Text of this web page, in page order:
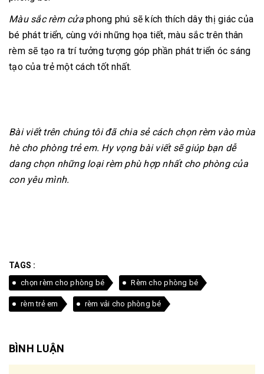
Màu sắc rèm cửaphong phú sẽ kích thích dây thị giác của
bé phát triển, cùng với những họa tiết, màu sắc trên thân
rèm sẽ tạo ra trí tưởng tượng góp phần phát triển óc sáng
tạo của trẻ một cách tốt nhất.
Bài viết trên chúng tôi đã chia sẻ cách chọn rèm vào mùa
hè cho phòng trẻ em. Hy vọng bài viết sẽ giúp bạn dễ
dang chọn những loại rèm phù hợp nhất cho phòng của
con yêu mình.
TAGS :
chọn rèm cho phòng bé Rèm cho phòng bé
rèm trẻ em rèm vải cho phòng bé
BÌNH LUẬN